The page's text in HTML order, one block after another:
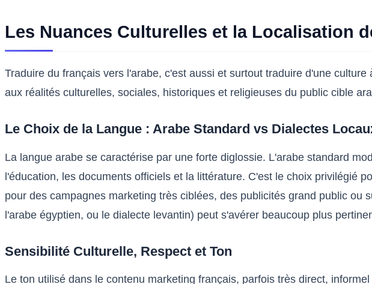
Les Nuances Culturelles et la Localisation
Traduire du français vers l'arabe, c'est aussi et surtout traduire d'une
aux réalités culturelles, sociales, historiques et religieuses du public cible
Le Choix de la Langue : Arabe Standard vs Dialectes
La langue arabe se caractérise par une forte diglossie. L'arabe standard
l'éducation, les documents officiels et la littérature. C'est le choix privilégié
pour des campagnes marketing très ciblées, des publicités grand public
l'arabe égyptien, ou le dialecte levantin) peut s'avérer beaucoup plus
Sensibilité Culturelle, Respect et Ton
Le ton utilisé dans le contenu marketing français, parfois très direct,